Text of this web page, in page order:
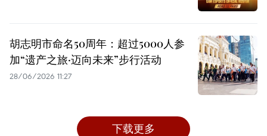
胡志明市命名50周年：超过5000人参
加“遗产之旅·迈向未来”步行活动
28/06/2026 11:27
下载更多